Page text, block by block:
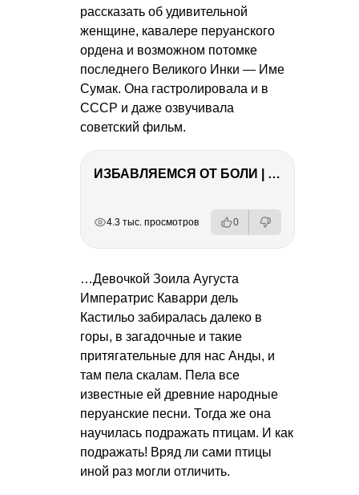
рассказать об удивительной
женщине, кавалере перуанского
ордена и возможном потомке
последнего Великого Инки — Име
Сумак. Она гастролировала и в
СССР и даже озвучивала
советский фильм.
ИЗБАВЛЯЕМСЯ ОТ БОЛИ | Важность режима и питания
4.3 тыс. просмотров 0
…Девочкой Зоила Аугуста
Императрис Каварри дель
Кастильо забиралась далеко в
горы, в загадочные и такие
притягательные для нас Анды, и
там пела скалам. Пела все
известные ей древние народные
перуанские песни. Тогда же она
научилась подражать птицам. И как
подражать! Вряд ли сами птицы
иной раз могли отличить.